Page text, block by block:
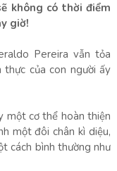
không có thời điểm
giờ!
Pereira vẫn tỏa
của con người ấy
một cơ thể hoàn thiện
một đôi chân kì diệu,
cách bình thường như